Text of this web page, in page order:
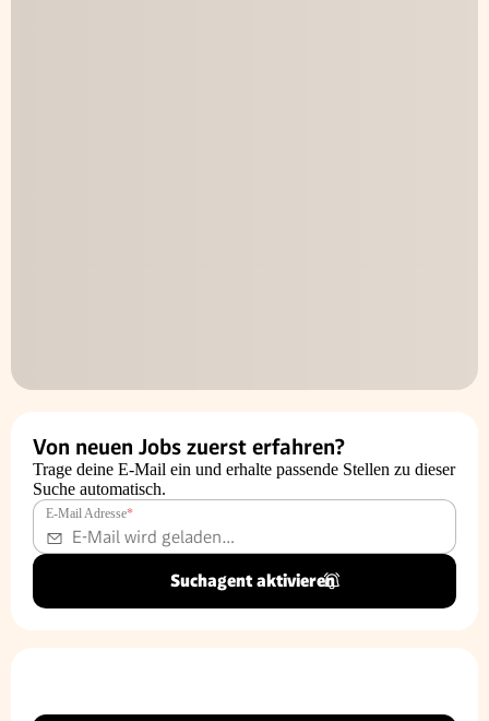
Von neuen Jobs zuerst erfahren?
Trage deine E-Mail ein und erhalte passende Stellen zu dieser
Suche automatisch.
E-Mail Adresse*
Suchagent aktivieren